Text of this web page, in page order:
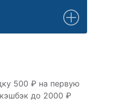
500 ₽ на первую
до 2000 ₽